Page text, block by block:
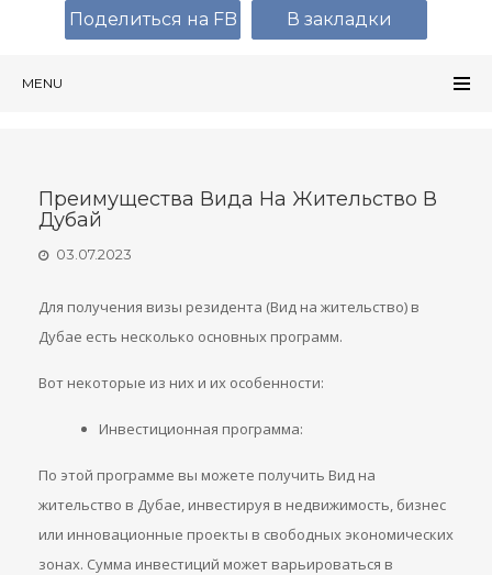
MENU
Преимущества Вида На Жительство В
Дубай
03.07.2023
Для получения визы резидента (Вид на жительство) в
Дубае есть несколько основных программ.
Вот некоторые из них и их особенности:
Инвестиционная программа:
По этой программе вы можете получить Вид на
жительство в Дубае, инвестируя в недвижимость, бизнес
или инновационные проекты в свободных экономических
зонах. Сумма инвестиций может варьироваться в
Поделиться на FB В закладки